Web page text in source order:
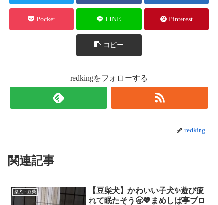
Pocket LINE Pinterest
コピー
redkingをフォローする
redking
関連記事
柴犬・豆柴
【豆柴犬】かわいい子犬✨遊び疲
れて眠たそう🥱💖まめしば亭ブロ